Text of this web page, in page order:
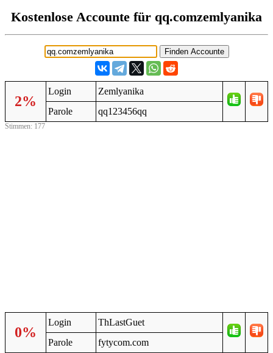
Kostenlose Accounte für qq.comzemlyanika
2%
Login
Zemlyanika
Parole
qq123456qq
Stimmen: 177
0%
Login
ThLastGuet
Parole
fytycom.com